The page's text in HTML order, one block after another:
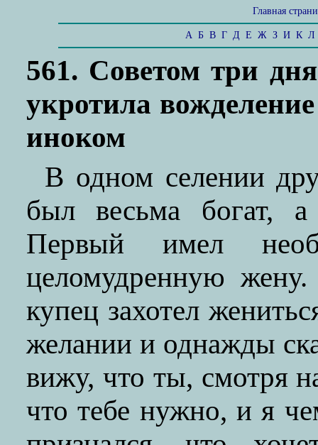
Главная
А Б В Г Д Е Ж З И К Л
561. Советом три
укротила
иноком
В одном селении
был весьма богат, а
Первый имел
целомудренную
купец захотел
желании и однажды
вижу, что ты, смотря
что тебе нужно, и я